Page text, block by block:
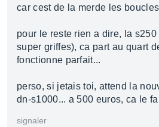
car cest de la merde les
pour le reste rien a dire, la
super griffes), ca part au quart
fonctionne parfait...
perso, si jetais toi, attend la
dn-s1000... a 500 euros, ca le
signaler